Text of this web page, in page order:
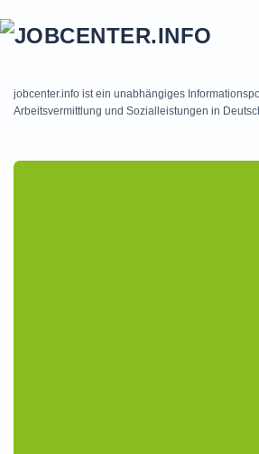
jobcenter.info ist ein unabhängiges
Arbeitsvermittlung und Sozialleistungen in